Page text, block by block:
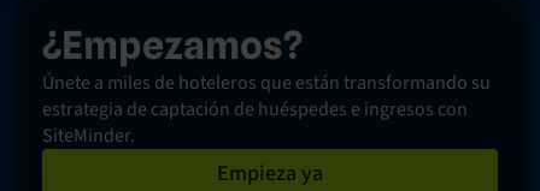
¿Empezamos?
Únete a miles de hoteleros que están transformando su
estrategia de captación de huéspedes e ingresos con
SiteMinder.
Empieza ya